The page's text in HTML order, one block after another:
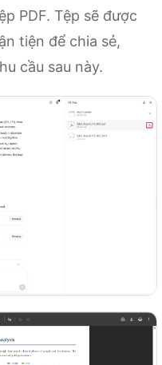
PDF. Tệp sẽ được
tiện để chia sẻ,
cầu sau này.